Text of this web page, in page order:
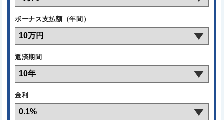
ボーナス支払額（年間）
返済期間
金利